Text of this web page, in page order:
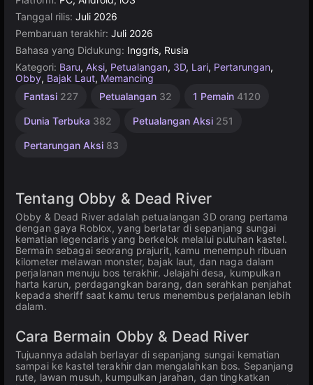
Tanggal rilis: Juli 2026
Pembaruan terakhir: Juli 2026
Bahasa yang Didukung: Inggris, Rusia
Kategori: Baru, Aksi, Petualangan, 3D, Lari, Pertarungan,
Obby, Bajak Laut, Memancing
Fantasi 227 Petualangan 32 1 Pemain 4120
Dunia Terbuka 382 Petualangan Aksi 251
Pertarungan Aksi 83
Survival
38
Horor
35
Tentang Obby & Dead River
Obby & Dead River adalah petualangan 3D orang pertama
dengan gaya Roblox, yang berlatar di sepanjang sungai
kematian legendaris yang berkelok melalui puluhan kastel.
Bermain sebagai seorang prajurit, kamu menempuh ribuan
kilometer melawan monster, bajak laut, dan naga dalam
perjalanan menuju bos terakhir. Jelajahi desa, kumpulkan
harta karun, perdagangkan barang, dan serahkan penjahat
kepada sheriff saat kamu terus menembus perjalanan lebih
dalam.
Cara Bermain Obby & Dead River
Tujuannya adalah berlayar di sepanjang sungai kematian
sampai ke kastel terakhir dan mengalahkan bos. Sepanjang
rute, lawan musuh, kumpulkan jarahan, dan tingkatkan